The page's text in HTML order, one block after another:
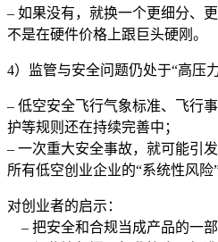
– 如果没有，就换一个更细分、
不是在硬件价格上跟巨头硬刚。
4）监管与安全问题仍处于“高压
– 低空安全飞行气象标准、飞行
护等规则还在持续完善中；
– 一次重大安全事故，就可能引
所有低空创业企业的“系统性风险”
对创业者的启示：
– 把安全和合规当成产品的一部